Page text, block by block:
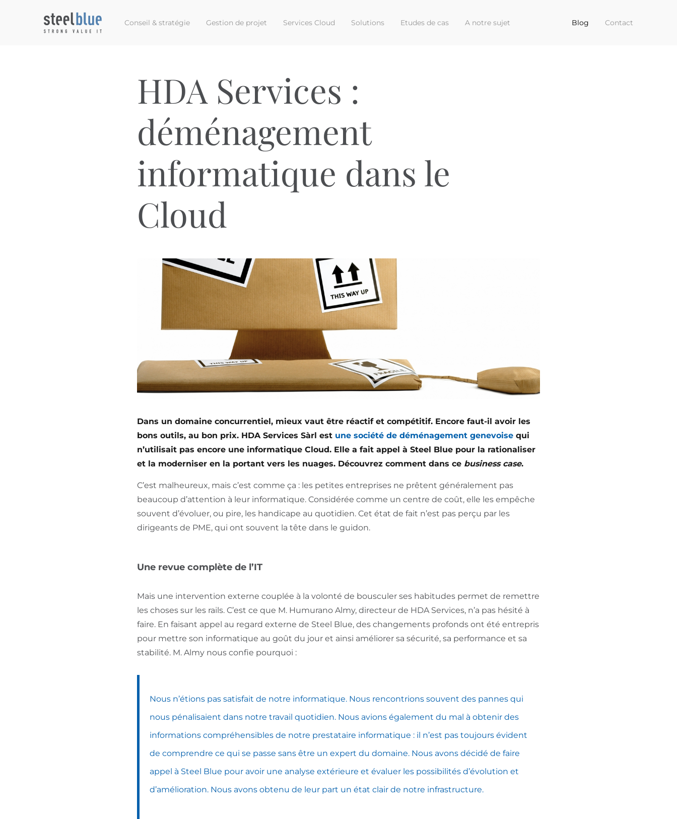
Conseil & stratégie Gestion de projet Services Cloud Solutions Etudes de cas A notre sujet Blog Contact
HDA Services :
déménagement
informatique dans le
Cloud
Dans un domaine concurrentiel, mieux vaut être réactif et compétitif. Encore faut-il avoir les
bons outils, au bon prix. HDA Services Sàrl est une société de déménagement genevoise qui
n’utilisait pas encore une informatique Cloud. Elle a fait appel à Steel Blue pour la rationaliser
et la moderniser en la portant vers les nuages. Découvrez comment dans ce business case.
C’est malheureux, mais c’est comme ça : les petites entreprises ne prêtent généralement pas
beaucoup d’attention à leur informatique. Considérée comme un centre de coût, elle les empêche
souvent d’évoluer, ou pire, les handicape au quotidien. Cet état de fait n’est pas perçu par les
dirigeants de PME, qui ont souvent la tête dans le guidon.
Une revue complète de l’IT
Mais une intervention externe couplée à la volonté de bousculer ses habitudes permet de remettre
les choses sur les rails. C’est ce que M. Humurano Almy, directeur de HDA Services, n’a pas hésité à
faire. En faisant appel au regard externe de Steel Blue, des changements profonds ont été entrepris
pour mettre son informatique au goût du jour et ainsi améliorer sa sécurité, sa performance et sa
stabilité. M. Almy nous confie pourquoi :
Nous n’étions pas satisfait de notre informatique. Nous rencontrions souvent des pannes qui
nous pénalisaient dans notre travail quotidien. Nous avions également du mal à obtenir des
informations compréhensibles de notre prestataire informatique : il n’est pas toujours évident
de comprendre ce qui se passe sans être un expert du domaine. Nous avons décidé de faire
appel à Steel Blue pour avoir une analyse extérieure et évaluer les possibilités d’évolution et
d’amélioration. Nous avons obtenu de leur part un état clair de notre infrastructure.